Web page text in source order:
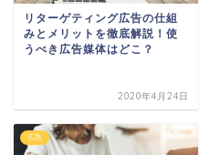
リターゲティング広告の仕組
みとメリットを徹底解説！使
うべき広告媒体はどこ？
2020年4月24日
広告